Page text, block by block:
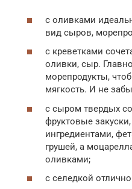
с оливками
вид сыров,
с креветками
оливки, сыр.
морепродукты,
мягкость. И не
с сыром твердых
фруктовые
ингредиентами,
грушей, а
оливками;
с селедкой